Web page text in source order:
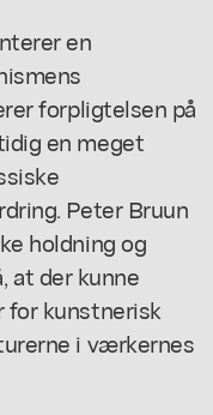
en
forpligtelsen på
en meget
Peter Bruun
holdning og
at der kunne
kunstnerisk
i værkernes